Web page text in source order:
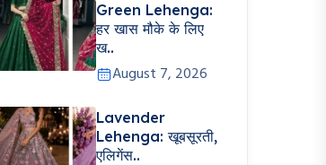
Green Lehenga:
हर खास मौके के लिए
ख..
August 7, 2026
Lavender
Lehenga: खूबसूरती,
एलिगेंस..